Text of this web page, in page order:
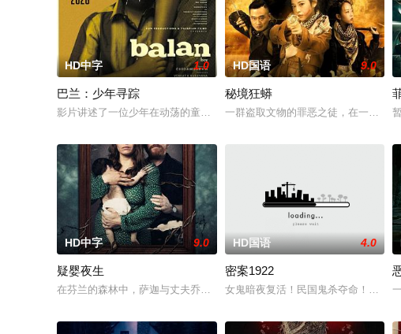
HD中字 1.0
巴兰：少年寻踪
影片讲述了一位少年在动荡的童年中长大，母亲又突然失踪后，他踏上了
HD国语 9.0
秘境狂蟒
一群盗取文物的罪恶之徒，在一次盗
HD中字 9.0
疑婴夜生
在芬兰的森林中，萨迦与丈夫乔恩迎来了为人父母的新篇章。然而萨迦的
HD国语 4.0
密案1922
女鬼暗夜复活！民国鬼杀夺命！白米